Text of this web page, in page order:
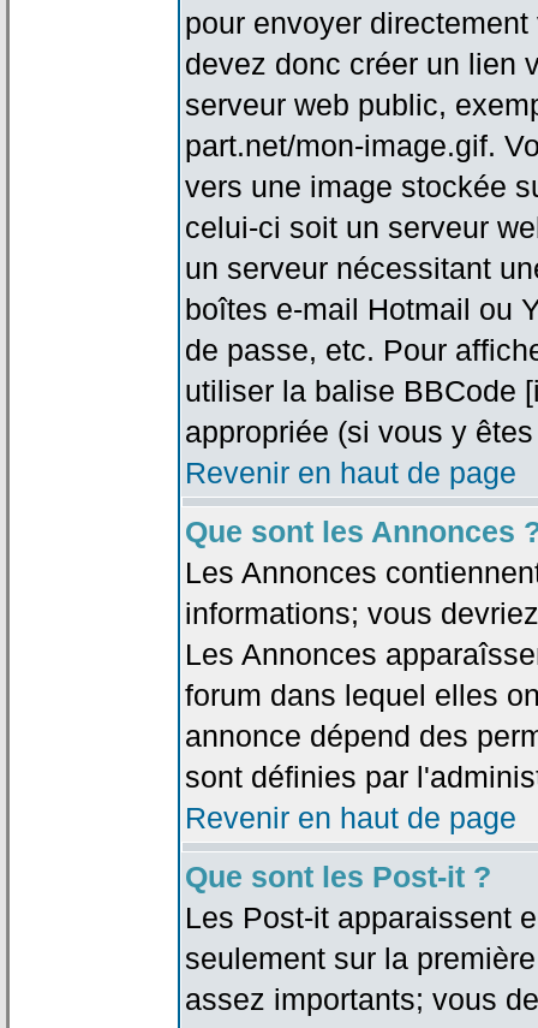
pour envoyer
devez donc créer un lien
serveur web public,
part.net/mon-image.gif.
vers une image stockée
celui-ci soit un serveur
un serveur nécessitant
boîtes e-mail Hotmail ou
de passe, etc. Pour
utiliser la balise BBCode
appropriée (si vous y
Revenir en haut de page
Que sont les Annonces
Les Annonces
informations; vous
Les Annonces
forum dans lequel elles
annonce dépend des
sont définies par
Revenir en haut de page
Que sont les Post-it ?
Les Post-it apparaissent
seulement sur la
assez importants; vous